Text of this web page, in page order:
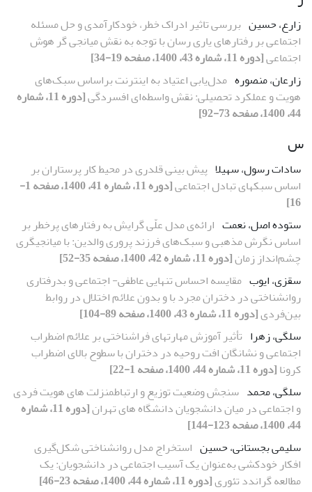
زارع، حسین بررسی تاثیر ادراک خطر، خودکارآمدی و حل مسئله
اجتماعی بر رفتارهای یاری رسان با توجه به نقش میانجی گر هوش
اجتماعی[دوره 11، شماره 43، 1400، صفحه 19-34]
زارعان، منصوره مدل‌یابی اعتیاد به اینترنت براساس سبک‌های
هویت و عملکرد تحصیلی: نقش واسطه‌ای افسردگی
[دوره 11، شماره
44، 1400، صفحه 73-92]
س
سادات رسول، سهیلا پیش بینی قلدری در محیط کار پرستاران بر
اساس سبک‏های تبادل اجتماعی
[دوره 11، شماره 41، 1400، صفحه 1-
16]
ستوده اصل، نعمت ارائه‌ی مدل علّی گرایش به رفتارهای پرخطر بر
اساس نگرش مذهبی و سبک‌های فرزند پروری والدین: با میانجیگری
چشم‌انداز زمان[دوره 11، شماره 42، 1400، صفحه 35-52]
سقزی، ایوب مقایسه احساس تنهایی عاطفی- اجتماعی و بدرفتاری
روانشناختی در دختران مجرد با و بدون علائم اختلال در روابط
بین‌فردی[دوره 11، شماره 43، 1400، صفحه 89-104]
سلگی، زهرا تأثیر آموزش مهارت‏های فراشناختی بر علائم اضطراب
اجتماعی و نشانگان افت روحیه در دختران با سطوح بالای اضطراب
کرونا[دوره 11، شماره 44، 1400، صفحه 1-22]
سلگی، محمد سنجش وضعیت توزیع و ارتباطمنزلت های هویت فردی
و اجتماعی در میان دانشجویان دانشگاه های تهران
[دوره 11، شماره
44، 1400، صفحه 123-144]
سلیمی بجستانی، حسین استخراج مدل روانشناختی شکل‌گیری
افکار خودکشی به‌عنوان یک آسیب اجتماعی در دانشجویان: یک
مطالعه گراندد تئوری[دوره 11، شماره 44، 1400، صفحه 23-46]